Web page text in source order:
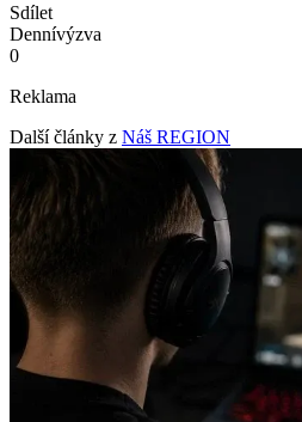
Sdílet
Dennívýzva
0
Reklama
Další články z Náš REGION